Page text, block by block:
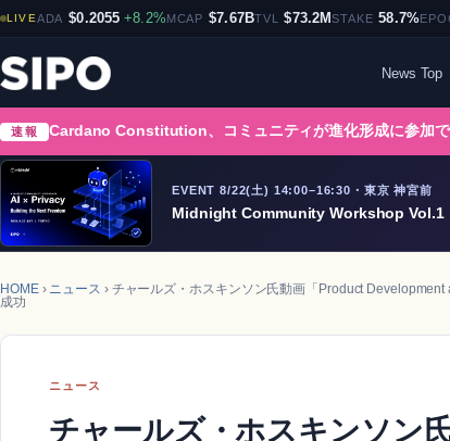
LIVEADA $0.2055 +8.2%MCAP $7.67BTVL $73.2MSTAKE 58.7%
News Top
速報 Cardano Constitution、コミュニティが進化形成に参加
EVENT 8/22(土) 14:00–16:30・東京 神宮前
Midnight Community Workshop
HOME› ニュース › チャールズ・ホスキンソン氏動画「Product
成功
ニュース
チャールズ・ホスキンソン